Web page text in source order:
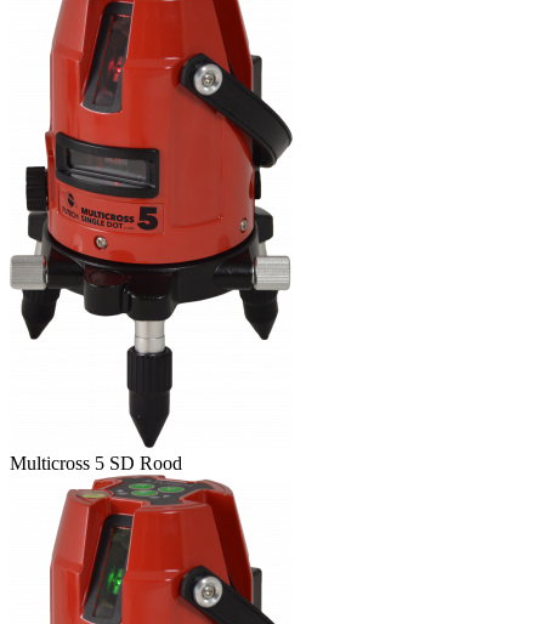
Multicross 5 SD Rood